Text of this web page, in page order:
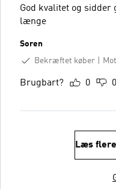
God kvalitet og sidder
længe
Soren
Bekræftet køber
Brugbart? 0 0
Læs